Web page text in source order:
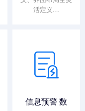
活定义…
信息预警 数